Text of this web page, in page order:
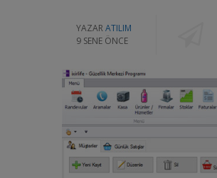
YAZAR ATILIM
9 SENE ÖNCE